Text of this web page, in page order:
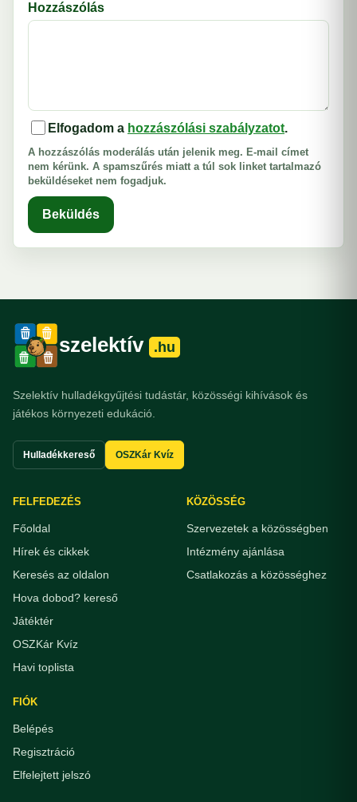
Hozzászólás
Elfogadom a hozzászólási szabályzatot.
A hozzászólás moderálás után jelenik meg. E-mail címet
nem kérünk. A spamszűrés miatt a túl sok linket tartalmazó
beküldéseket nem fogadjuk.
Beküldés
szelektív .hu
Szelektív hulladékgyűjtési tudástár, közösségi kihívások és
játékos környezeti edukáció.
Hulladékkereső OSZKár Kvíz
FELFEDEZÉS
Főoldal
Hírek és cikkek
Keresés az oldalon
Hova dobod? kereső
Játéktér
OSZKár Kvíz
Havi toplista
KÖZÖSSÉG
Szervezetek a közösségben
Intézmény ajánlása
Csatlakozás a közösséghez
FIÓK
Belépés
Regisztráció
Elfelejtett jelszó